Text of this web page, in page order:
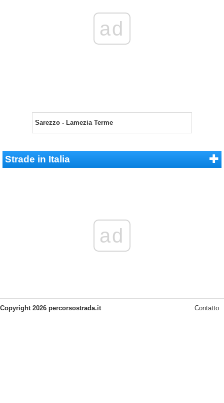
ad
Sarezzo - Lamezia Terme
Strade in Italia
ad
Copyright 2026 percorsostrada.it Contatto